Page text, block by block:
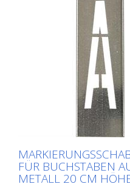
FÜR BUCHSTABEN
METALL 20 CM